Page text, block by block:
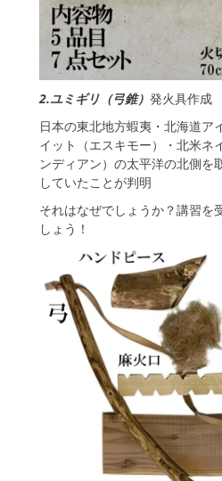
2.ユミギリ（弓錐） 発火具作成
日本の東北地方蝦夷・北海道ア
イット（エスキモー）・北米ネ
ンディアン）の太平洋の北側を
していたことが判明
それはなぜでしょうか？講習を
しょう！